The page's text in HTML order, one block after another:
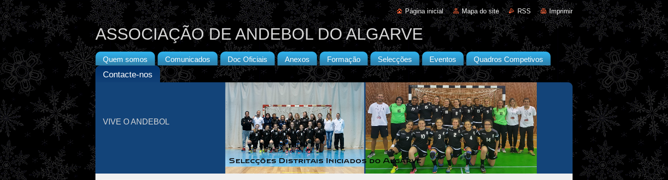
Página inicial Mapa do site RSS Imprimir
ASSOCIAÇÃO DE ANDEBOL DO ALGARVE
Quem somos Comunicados Doc Oficiais Anexos Formação Selecções Eventos Quadros Competivos
Contacte-nos
VIVE O ANDEBOL